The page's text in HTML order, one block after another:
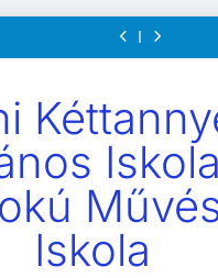
Világunk!
2026.
04-
rendje
ajánlott
olvasmányok
Világunk!
2026.
május
04-
rendje
és
olvasmányok
Mi
Iskola